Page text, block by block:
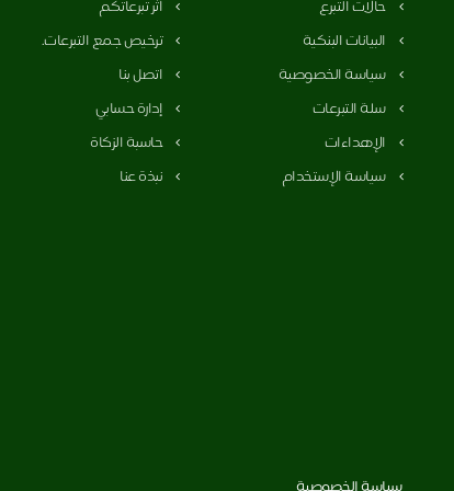
حالات التبرع
أثر تبرعاتكم
البيانات البنكية
ترخيص جمع التبرعات.
سياسة الخصوصية
اتصل بنا
سلة التبرعات
إدارة حسابي
الإهداءات
حاسبة الزكاة
سياسة الإستخدام
نبذة عنا